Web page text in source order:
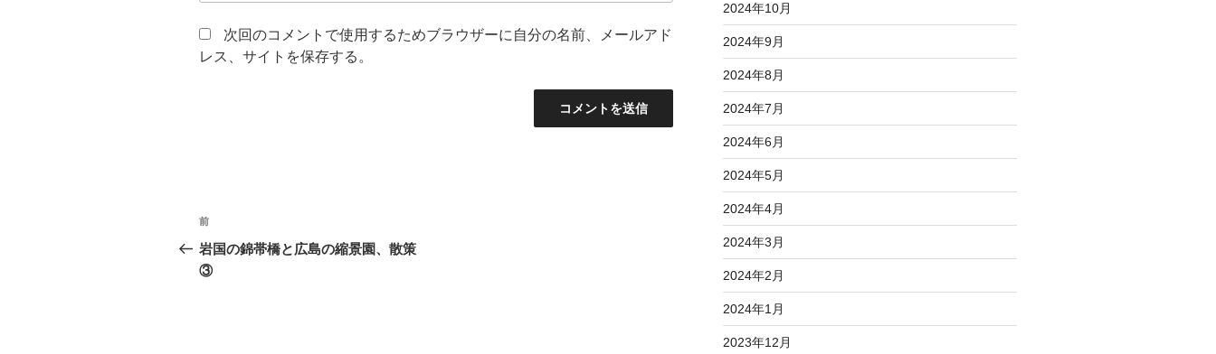
次回のコメントで使用するためブラウザーに自分の名前、メールアド
レス、サイトを保存する。
投
稿
ナ
前
の
投
前
岩国の錦帯橋と広島の縮景園、散策
③
2024年10月
2024年9月
2024年8月
2024年7月
2024年6月
2024年5月
2024年4月
2024年3月
2024年2月
2024年1月
2023年12月